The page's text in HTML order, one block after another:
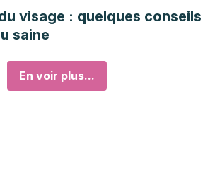
visage : quelques conseils
saine
En voir plus...